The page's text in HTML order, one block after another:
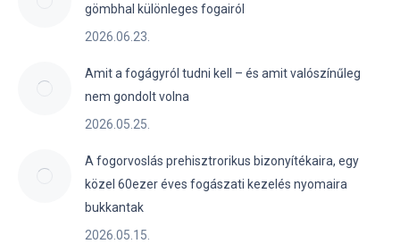
gömbhal különleges fogairól
2026.06.23.
Amit a fogágyról tudni kell – és amit valószínűleg
nem gondolt volna
2026.05.25.
A fogorvoslás prehisztrorikus bizonyítékaira, egy
közel 60ezer éves fogászati kezelés nyomaira
bukkantak
2026.05.15.